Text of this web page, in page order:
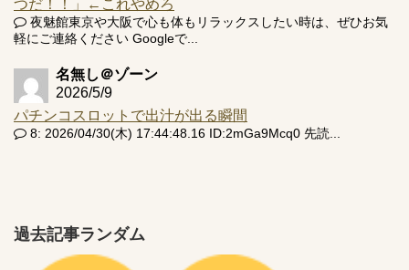
つだ！！」←これやめろ
夜魅館東京や大阪で心も体もリラックスしたい時は、ぜひお気
軽にご連絡ください Googleで...
名無し＠ゾーン
2026/5/9
パチンコスロットで出汁が出る瞬間
8: 2026/04/30(木) 17:44:48.16 ID:2mGa9Mcq0 先読...
過去記事ランダム